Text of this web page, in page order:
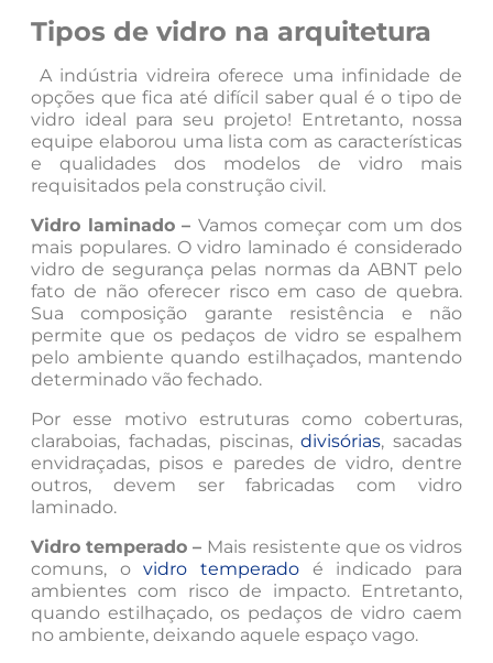
Tipos de vidro na arquitetura
A indústria vidreira oferece uma infinidade de
opções que fica até difícil saber qual é o tipo de
vidro ideal para seu projeto! Entretanto, nossa
equipe elaborou uma lista com as características
e qualidades dos modelos de vidro mais
requisitados pela construção civil.
Vidro laminado –Vamos começar com um dos
mais populares. O vidro laminado é considerado
vidro de segurança pelas normas da ABNT pelo
fato de não oferecer risco em caso de quebra.
Sua composição garante resistência e não
permite que os pedaços de vidro se espalhem
pelo ambiente quando estilhaçados, mantendo
determinado vão fechado.
Por esse motivo estruturas como coberturas,
claraboias, fachadas, piscinas,divisórias, sacadas
envidraçadas, pisos e paredes de vidro, dentre
outros, devem ser fabricadas com vidro
laminado.
Vidro temperado – Mais resistente que os vidros
comuns, ovidro temperado
é indicado para
ambientes com risco de impacto. Entretanto,
quando estilhaçado, os pedaços de vidro caem
no ambiente, deixando aquele espaço vago.